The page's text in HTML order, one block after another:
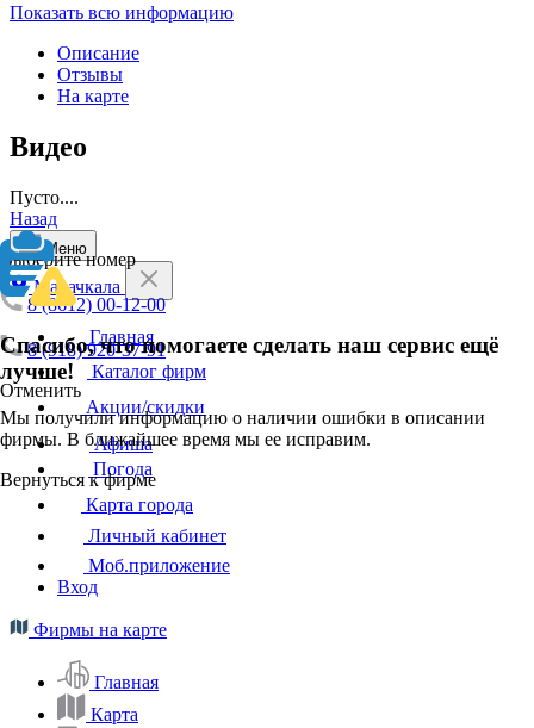
Показать всю информацию
Описание
Отзывы
На карте
Видео
Пусто....
Назад
Выберите номер
8 (8612) 00-12-00
8 (918) 920-37-91
Отменить
Спасибо, что помогаете сделать наш сервис ещё
лучше!
Мы получили информацию о наличии ошибки в описании
фирмы. В ближайшее время мы ее исправим.
Вернуться к фирме
Меню
Махачкала
Главная
Каталог фирм
Акции/скидки
Афиша
Погода
Карта города
Личный кабинет
Моб.приложение
Вход
Фирмы на карте
Главная
Карта